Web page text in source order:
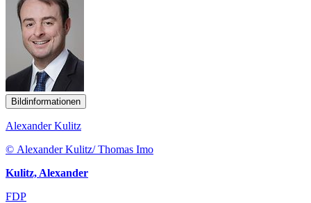
Bildinformationen
Alexander Kulitz
© Alexander Kulitz/ Thomas Imo
Kulitz, Alexander
FDP